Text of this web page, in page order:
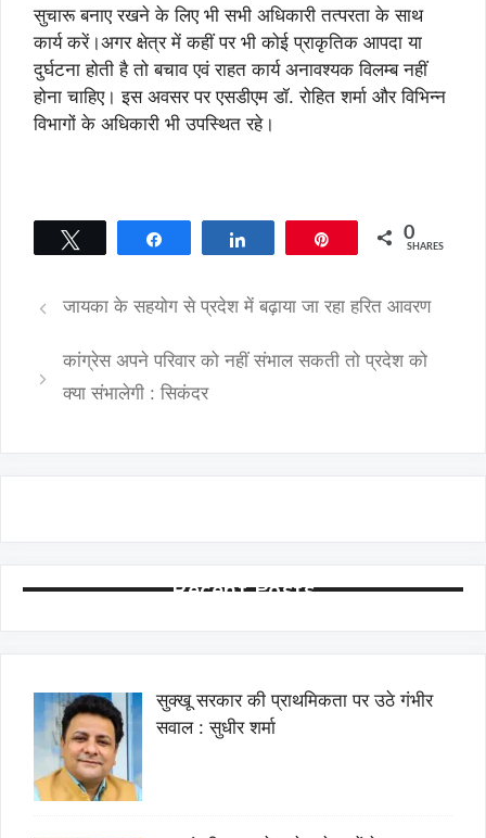
सुचारू बनाए रखने के लिए भी सभी अधिकारी तत्परता के साथ
कार्य करें।अगर क्षेत्र में कहीं पर भी कोई प्राकृतिक आपदा या
दुर्घटना होती है तो बचाव एवं राहत कार्य अनावश्यक विलम्ब नहीं
होना चाहिए। इस अवसर पर एसडीएम डॉ. रोहित शर्मा और विभिन्न
विभागों के अधिकारी भी उपस्थित रहे।
0
SHARES
जायका के सहयोग से प्रदेश में बढ़ाया जा रहा हरित आवरण
कांग्रेस अपने परिवार को नहीं संभाल सकती तो प्रदेश को
क्या संभालेगी : सिकंदर
Recent Posts
सुक्खू सरकार की प्राथमिकता पर उठे गंभीर
सवाल : सुधीर शर्मा